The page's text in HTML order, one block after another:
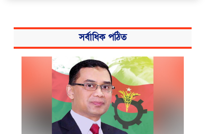
সর্বাধিক পঠিত